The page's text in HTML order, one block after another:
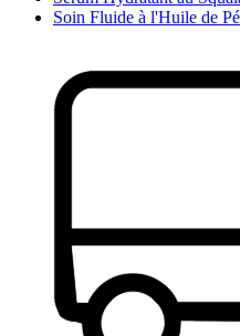
Soin Fluide à l'Huile de